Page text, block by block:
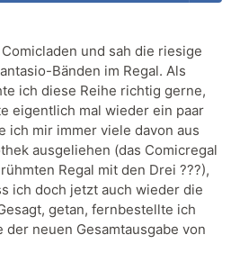
und sah die riesige
Bänden im Regal. Als
ich diese Reihe richtig gerne,
eigentlich mal wieder ein paar
ich mir immer viele davon aus
ausgeliehen (das Comicregal
Regal mit den Drei ???),
ich doch jetzt auch wieder die
getan, fernbestellte ich
neuen Gesamtausgabe von